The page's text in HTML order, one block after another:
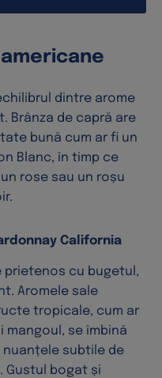
dintre arome
Brânza de capră are
bună cum ar fi un
Blanc, în timp ce
rose sau un roșu
California
prietenos cu bugetul,
Aromele sale
tropicale, cum ar
mangoul, se îmbină
nuanțele subtile de
Gustul bogat și